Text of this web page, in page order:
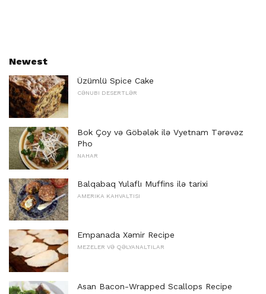
Newest
Üzümlü Spice Cake
CƏNUBI DESERTLƏR
Bok Çoy və Göbələk ilə Vyetnam Tərəvəz
Pho
NAHAR
Balqabaq Yulaflı Muffins ilə tarixi
AMERIKA KAHVALTISI
Empanada Xəmir Recipe
MEZELER VƏ QƏLYANALTILAR
Asan Bacon-Wrapped Scallops Recipe